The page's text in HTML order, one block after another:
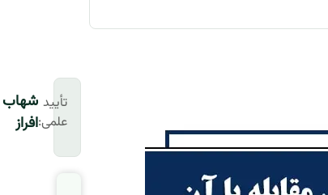
تأیید
علمی:
شهاب
افراز